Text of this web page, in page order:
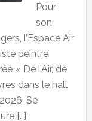
Pour
son
l’Espace Air
peintre
« De l’Air, de
dans le hall
Se
[…]